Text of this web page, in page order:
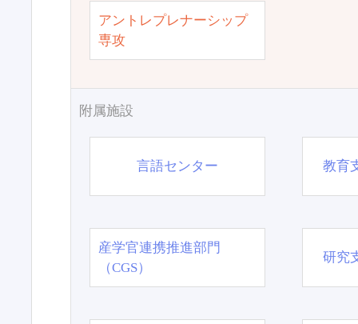
アントレプレナーシップ
専攻
附属施設
言語センター 教育
産学官連携推進部門
（CGS）
研究